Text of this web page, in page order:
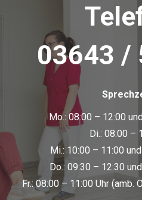
03643 /
Mo.: 08:00 – 12:00
Di.: 08:00 –
Mi.: 10:00 – 11:00
Do.: 09:30 – 12:30
Fr.: 08:00 – 11:00 Uhr (amb.